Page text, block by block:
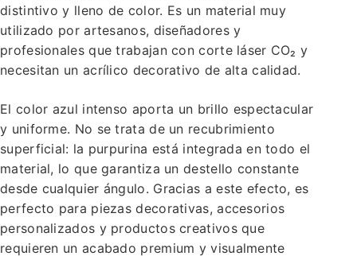
distintivo y lleno de color. Es un material muy
utilizado por artesanos, diseñadores y
profesionales que trabajan con corte láser CO₂ y
necesitan un acrílico decorativo de alta calidad.
El color azul intenso aporta un brillo espectacular
y uniforme. No se trata de un recubrimiento
superficial: la purpurina está integrada en todo el
material, lo que garantiza un destello constante
desde cualquier ángulo. Gracias a este efecto, es
perfecto para piezas decorativas, accesorios
personalizados y productos creativos que
requieren un acabado premium y visualmente